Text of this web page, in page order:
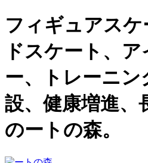
フィギュアス
ドスケート、
ー、トレーニン
設、健康増進、
のートの森。